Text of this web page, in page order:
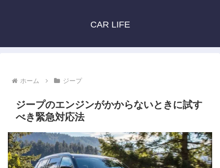
CAR LIFE
ホーム ジープ
ジープのエンジンがかからないときに試す
べき緊急対応法